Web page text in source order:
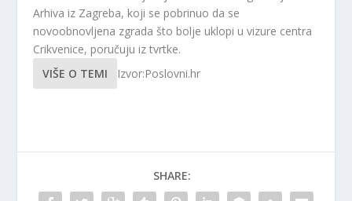
Arhiva iz Zagreba, koji se pobrinuo da se
novoobnovljena zgrada što bolje uklopi u vizure centra
Crikvenice, poručuju iz tvrtke.
VIŠE O TEMI
Izvor:Poslovni.hr
SHARE: